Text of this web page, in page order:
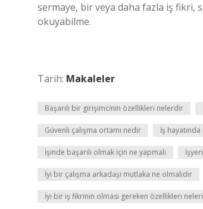
sermaye, bir veya daha fazla iş fikri,
okuyabilme.
Tarih: Makaleler
Başarılı bir girişimcinin özellikleri nelerdir
Güvenli çalışma ortamı nedir İş
İşinde başarılı olmak için ne yapmalı
İyi bir çalışma arkadaşı mutlaka ne olmalıdır
İyi bir iş fikrinin olması gereken özellikleri